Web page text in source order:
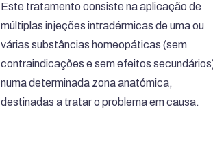
Este tratamento consiste na aplicação de
múltiplas injeções intradérmicas de uma ou
várias substâncias homeopáticas (sem
contraindicações e sem efeitos
numa determinada zona anatómica,
destinadas a tratar o problema em causa.